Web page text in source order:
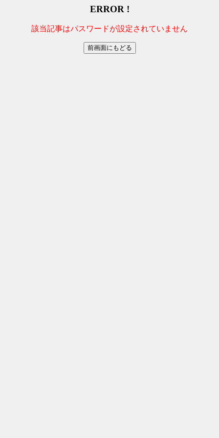
ERROR !
該当記事はパスワードが設定されていません